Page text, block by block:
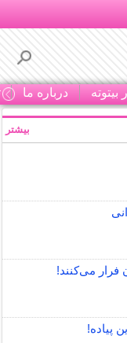
بیتوته درباره ما
فرار می‌کنند!
پیاده!
بیشتر